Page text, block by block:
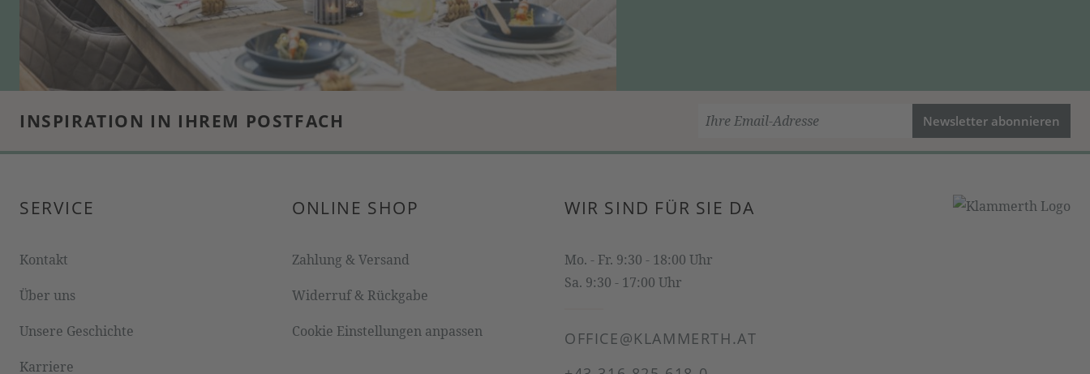
INSPIRATION IN IHREM POSTFACH Newsletter abonnieren
SERVICE
Kontakt
Über uns
Unsere Geschichte
Karriere
ONLINE SHOP
Zahlung & Versand
Widerruf & Rückgabe
Cookie Einstellungen anpassen
WIR SIND FÜR SIE DA
Mo. - Fr. 9:30 - 18:00 Uhr
Sa. 9:30 - 17:00 Uhr
OFFICE@KLAMMERTH.AT